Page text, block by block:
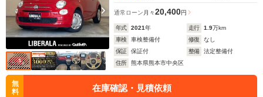
通常ローン 月々20,400円
年式 2021年 走行 1.9万km
車検
車検整備付 修復
なし
保証
保証付 整備
法定整備付
住所
熊本県熊本市中央区
無
料
在庫確認・見積依頼